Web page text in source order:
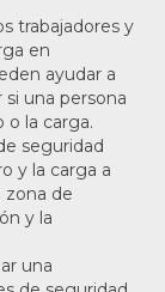
trabajadores y
en
ayudar a
una persona
o la carga.
seguridad
y la carga a
zona de
y la
una